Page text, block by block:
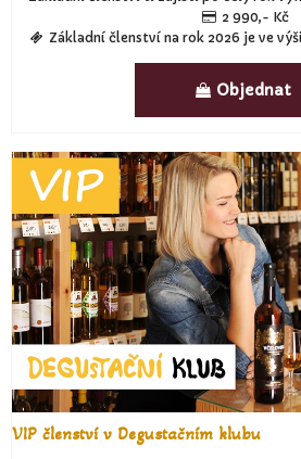
2 990,- Kč
Základní členství na rok 2026 je ve výši 2 990,- Kč
Objednat
VIP členství v Degustačním klubu